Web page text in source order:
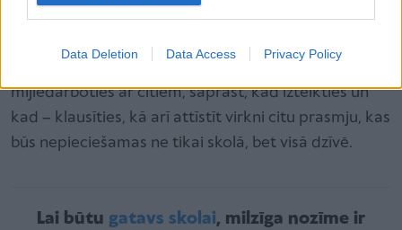
Data Deletion Data Access Privacy Policy
pirmajos piecos dzīves gados attīstās 80 %
smadzeņu potenciāla, taču šajā laikā svarīgākie
mijiedarboties ar citiem, saprast, kad izteikties un
kad – klausīties, kā arī attīstīt virkni citu prasmju, kas
būs nepieciešamas ne tikai skolā, bet visā dzīvē.
Lai būtu gatavs skolai, milzīga nozīme ir